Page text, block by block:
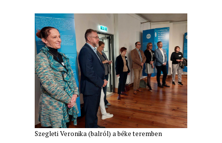
Szegleti Veronika (balról) a béke teremben